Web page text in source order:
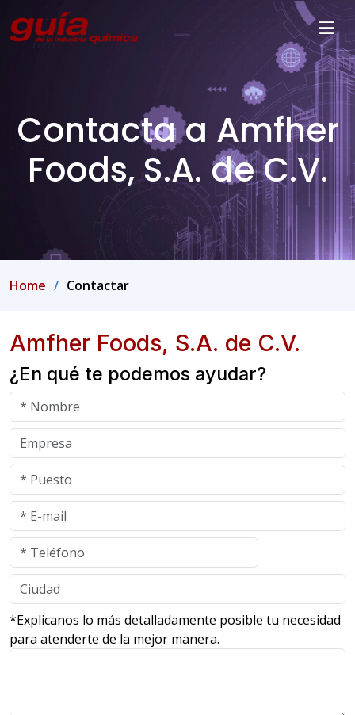
Contacta a Amfher
Foods, S.A. de C.V.
Home Contactar
Amfher Foods, S.A. de C.V.
¿En qué te podemos ayudar?
*Explicanos lo más detalladamente posible tu necesidad
para atenderte de la mejor manera.